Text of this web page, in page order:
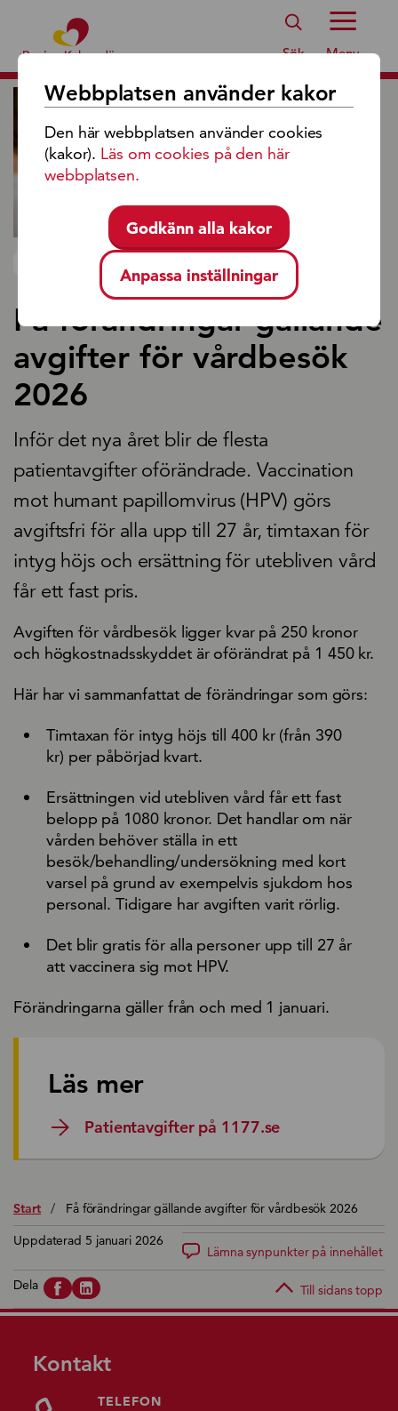
Region Kalmar Läns Logotyp
Sök Meny
NYHET 2025-12-30
Få förändringar gällande
avgifter för vårdbesök
2026
Inför det nya året blir de flesta
patientavgifter oförändrade. Vaccination
mot humant papillomvirus (HPV) görs
avgiftsfri för alla upp till 27 år, timtaxan för
intyg höjs och ersättning för utebliven vård
får ett fast pris.
Avgiften för vårdbesök ligger kvar på 250 kronor
och högkostnadsskyddet är oförändrat på 1 450 kr.
Här har vi sammanfattat de förändringar som görs:
Timtaxan för intyg höjs till 400 kr (från 390
kr) per påbörjad kvart.
Ersättningen vid utebliven vård får ett fast
belopp på 1080 kronor. Det handlar om när
vården behöver ställa in ett
besök/behandling/undersökning med kort
varsel på grund av exempelvis sjukdom hos
personal. Tidigare har avgiften varit rörlig.
Det blir gratis för alla personer upp till 27 år
att vaccinera sig mot HPV.
Förändringarna gäller från och med 1 januari.
Läs mer
Patientavgifter på 1177.se
Start /
Få förändringar gällande avgifter för vårdbesök 2026
Uppdaterad 5 januari 2026
Lämna synpunkter på innehållet
Dela Till sidans topp
Kontakt
TELEFON
Webbplatsen använder kakor
Den här webbplatsen använder cookies
(kakor). Läs om cookies på den här
webbplatsen.
Godkänn alla kakor
Anpassa inställningar